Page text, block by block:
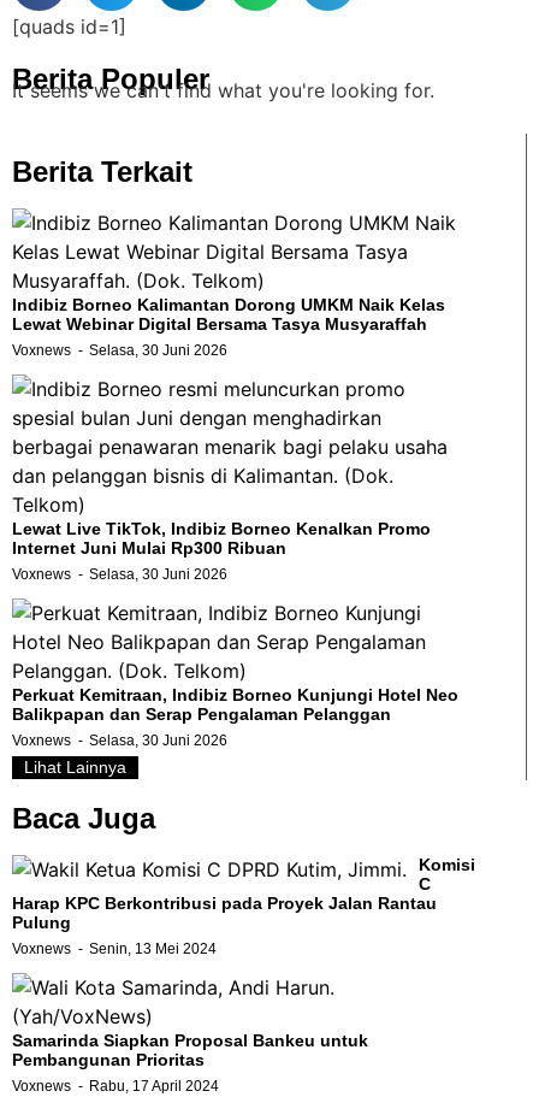
[quads id=1]
Berita Populer
It seems we can't find what you're looking for.
Berita Terkait
Indibiz Borneo Kalimantan Dorong UMKM Naik Kelas
Lewat Webinar Digital Bersama Tasya Musyaraffah
Voxnews Selasa, 30 Juni 2026
Lewat Live TikTok, Indibiz Borneo Kenalkan Promo
Internet Juni Mulai Rp300 Ribuan
Voxnews Selasa, 30 Juni 2026
Perkuat Kemitraan, Indibiz Borneo Kunjungi Hotel Neo
Balikpapan dan Serap Pengalaman Pelanggan
Voxnews Selasa, 30 Juni 2026
Lihat Lainnya
Baca Juga
Komisi
C
Harap KPC Berkontribusi pada Proyek Jalan Rantau
Pulung
Voxnews Senin, 13 Mei 2024
Samarinda Siapkan Proposal Bankeu untuk
Pembangunan Prioritas
Voxnews Rabu, 17 April 2024